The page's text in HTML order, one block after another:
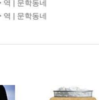
역 | 문학동네
역 | 문학동네